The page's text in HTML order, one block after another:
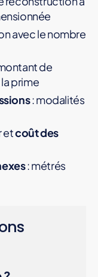
avec le nombre
de
prime
: modalités
etcoût des
: métrés